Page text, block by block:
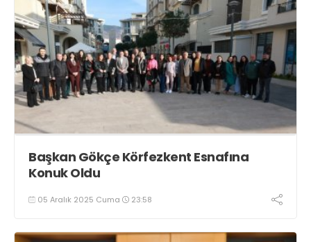
Başkan Gökçe Körfezkent Esnafına
Konuk Oldu
05 Aralık 2025 Cuma 23:58